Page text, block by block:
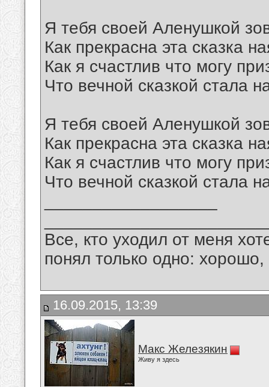
Я тебя своей Аленушкой
Как прекрасна эта сказка
Как я счастлив что могу
Что вечной сказкой стала
Я тебя своей Аленушкой
Как прекрасна эта сказка
Как я счастлив что могу
Что вечной сказкой стала
Все, кто уходил от меня
понял только одно:
16.09.2015, 13:39
Макс Железякин
Живу я здесь